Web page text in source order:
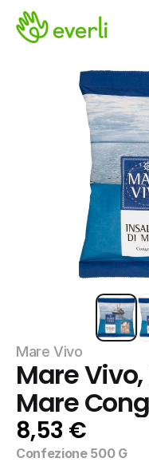
Mare Vivo
Mare
Mare
8,53 €
Confezione 500 G